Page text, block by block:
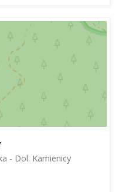
- Dol. Kamienicy